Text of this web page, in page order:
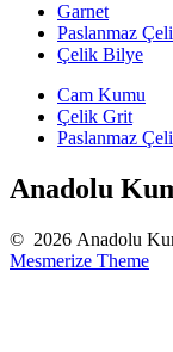
Garnet
Paslanmaz
Çelik Bilye
Cam Kumu
Çelik Grit
Paslanmaz
Anadolu
© 2026 Anadolu
Mesmerize Theme